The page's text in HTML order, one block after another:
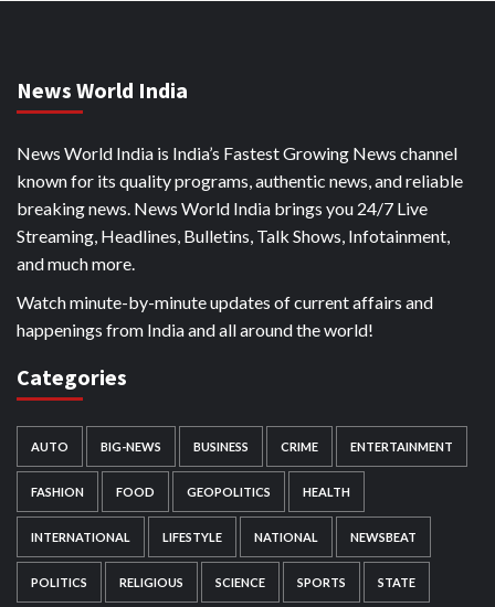
News World India
News World India is India’s Fastest Growing News channel
known for its quality programs, authentic news, and reliable
breaking news. News World India brings you 24/7 Live
Streaming, Headlines, Bulletins, Talk Shows, Infotainment,
and much more.
Watch minute-by-minute updates of current affairs and
happenings from India and all around the world!
Categories
AUTO BIG-NEWS BUSINESS CRIME ENTERTAINMENT
FASHION FOOD GEOPOLITICS HEALTH
INTERNATIONAL LIFESTYLE NATIONAL NEWSBEAT
POLITICS RELIGIOUS SCIENCE SPORTS STATE